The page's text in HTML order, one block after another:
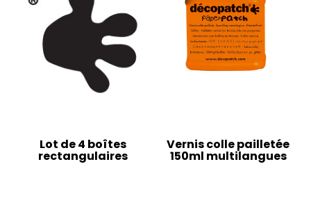
Lot de 4 boîtes
rectangulaires
Vernis colle pailletée
150ml multilangues